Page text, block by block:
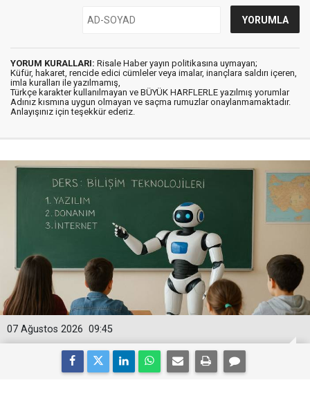
YORUM KURALLARI: Risale Haber yayın politikasına uymayan;
Küfür, hakaret, rencide edici cümleler veya imalar, inançlara saldırı içeren,
imla kuralları ile yazılmamış,
Türkçe karakter kullanılmayan ve BÜYÜK HARFLERLE yazılmış yorumlar
Adınız kısmına uygun olmayan ve saçma rumuzlar onaylanmamaktadır.
Anlayışınız için teşekkür ederiz.
09:45
07 Ağustos 2026